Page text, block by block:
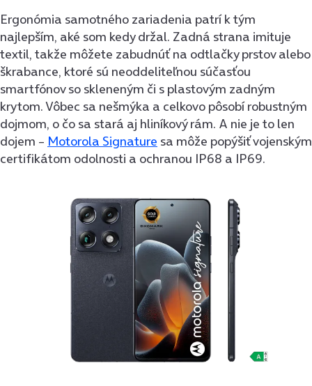
Ergonómia samotného zariadenia patrí k tým
najlepším, aké som kedy držal. Zadná strana imituje
textil, takže môžete zabudnúť na odtlačky prstov alebo
škrabance, ktoré sú neoddeliteľnou súčasťou
smartfónov so skleneným či s plastovým zadným
krytom. Vôbec sa nešmýka a celkovo pôsobí robustným
dojmom, o čo sa stará aj hliníkový rám. A nie je to len
dojem – Motorola Signature sa môže popýšiť vojenským
certifikátom odolnosti a ochranou IP68 a IP69.